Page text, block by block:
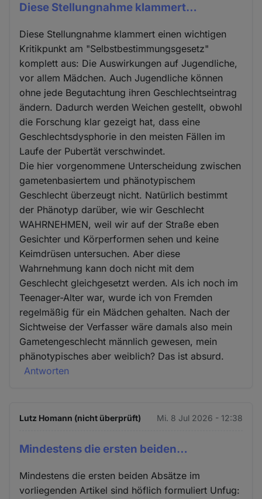
Diese Stellungnahme klammert…
Diese Stellungnahme klammert einen wichtigen
Kritikpunkt am "Selbstbestimmungsgesetz"
komplett aus: Die Auswirkungen auf Jugendliche,
vor allem Mädchen. Auch Jugendliche können
ohne jede Begutachtung ihren Geschlechtseintrag
ändern. Dadurch werden Weichen gestellt, obwohl
die Forschung klar gezeigt hat, dass eine
Geschlechtsdysphorie in den meisten Fällen im
Laufe der Pubertät verschwindet.
Die hier vorgenommene Unterscheidung zwischen
gametenbasiertem und phänotypischem
Geschlecht überzeugt nicht. Natürlich bestimmt
der Phänotyp darüber, wie wir Geschlecht
WAHRNEHMEN, weil wir auf der Straße eben
Gesichter und Körperformen sehen und keine
Keimdrüsen untersuchen. Aber diese
Wahrnehmung kann doch nicht mit dem
Geschlecht gleichgesetzt werden. Als ich noch im
Teenager-Alter war, wurde ich von Fremden
regelmäßig für ein Mädchen gehalten. Nach der
Sichtweise der Verfasser wäre damals also mein
Gametengeschlecht männlich gewesen, mein
phänotypisches aber weiblich? Das ist absurd.
Antworten
Lutz Homann (nicht überprüft) Mi. 8 Jul 2026 - 12:38
Mindestens die ersten beiden…
Mindestens die ersten beiden Absätze im
vorliegenden Artikel sind höflich formuliert Unfug: